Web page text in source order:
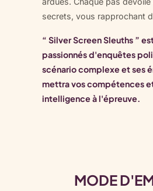
secrets, vous rapprochant
“ Silver Screen Sleuths ”
passionnés d'enquêtes
scénario complexe et ses
mettra vos compétences
intelligence à l'épreuve.
MODE